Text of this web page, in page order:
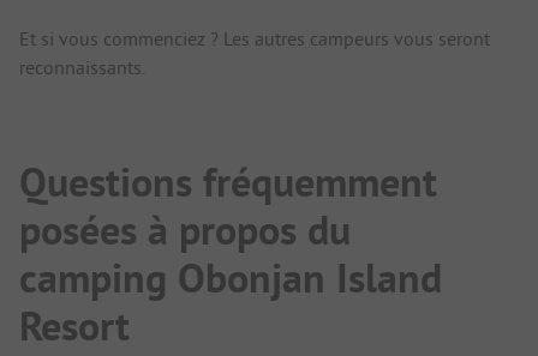
Et si vous commenciez ? Les autres campeurs vous seront
reconnaissants.
Questions fréquemment
posées à propos du
camping Obonjan Island
Resort